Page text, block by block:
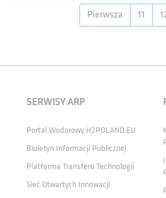
Pierwsza 11
SERWISY ARP
Portal Wodorowy H2POLAND.EU
Biuletyn Informacji Publicznej
Platforma Transferu Technologii
Sieć Otwartych Innowacji